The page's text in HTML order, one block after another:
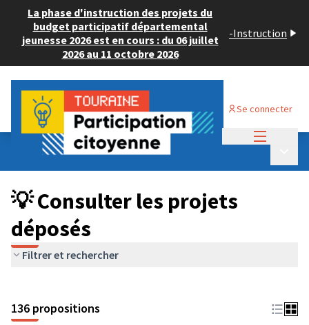
La phase d'instruction des projets du
budget participatif départemental
jeunesse 2026 est en cours : du 06 juillet
2026 au 11 octobre 2026
-Instruction
Se connecter
Budget Participatif JEUNESSE 2024
💡 Consulter les projets déposés
💡 Consulter les projets
déposés
Filtrer et rechercher
136 propositions